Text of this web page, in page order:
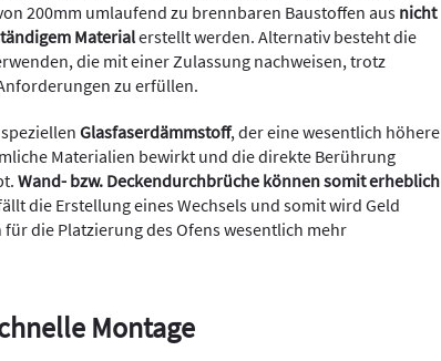
200mm umlaufend zu brennbaren Baustoffen aus nicht
Materialerstellt werden. Alternativ besteht die
die mit einer Zulassung nachweisen, trotz
zu erfüllen.
Glasfaserdämmstoff, der eine wesentlich höhere
Materialien bewirkt und die direkte Berührung
Wand- bzw. Deckendurchbrüche können somit erheblich
die Erstellung eines Wechsels und somit wird Geld
die Platzierung des Ofens wesentlich mehr
Montage